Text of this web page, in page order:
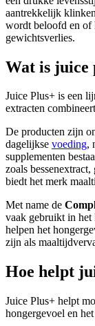
aantrekkelijk
wordt beloofd en of
gewichtsverlies.
Wat is juice
Juice Plus+ is een
extracten
De producten zijn
dagelijkse voeding,
supplementen
zoals
biedt het merk
Met name de
vaak gebruikt in het
helpen het
zijn als
Hoe helpt
Juice Plus+ helpt
hongergevoel en